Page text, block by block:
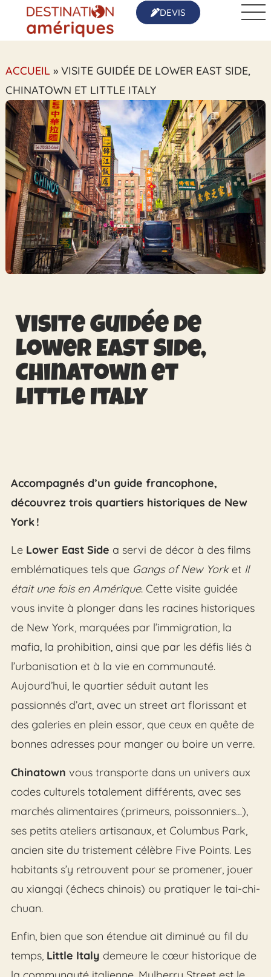
DEVIS
ACCUEIL» VISITE GUIDÉE DE LOWER EAST SIDE,
CHINATOWN ET LITTLE ITALY
Visite guidée de
Lower East Side,
Chinatown et
Little Italy
Accompagnés d’un guide francophone,
découvrez trois quartiers historiques de New
York !
Le Lower East Side a servi de décor à des films
emblématiques tels que Gangs of New Yorket Il
était une fois en Amérique. Cette visite guidée
vous invite à plonger dans les racines historiques
de New York, marquées par l’immigration, la
mafia, la prohibition, ainsi que par les défis liés à
l’urbanisation et à la vie en communauté.
Aujourd’hui, le quartier séduit autant les
passionnés d’art, avec un street art florissant et
des galeries en plein essor, que ceux en quête de
bonnes adresses pour manger ou boire un verre.
Chinatown vous transporte dans un univers aux
codes culturels totalement différents, avec ses
marchés alimentaires (primeurs, poissonniers…),
ses petits ateliers artisanaux, et Columbus Park,
ancien site du tristement célèbre Five Points. Les
habitants s’y retrouvent pour se promener, jouer
au xiangqi (échecs chinois) ou pratiquer le tai-chi-
chuan.
Enfin, bien que son étendue ait diminué au fil du
temps, Little Italy demeure le cœur historique de